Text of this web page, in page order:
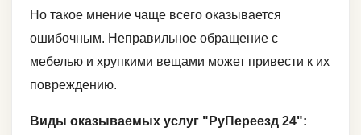
Но такое мнение чаще всего оказывается
ошибочным. Неправильное обращение с
мебелью и хрупкими вещами может привести к их
повреждению.
Виды оказываемых услуг "РуПереезд 24":